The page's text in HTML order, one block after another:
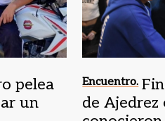
pelea
un
Encuentro.
de Ajedrez